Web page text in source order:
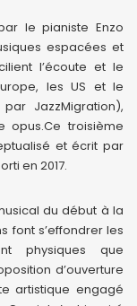
le pianiste Enzo
espacées et
l’écoute et le
les US et le
JazzMigration),
opus.Ce troisième
et écrit par
en 2017.
du début à la
font s’effondrer les
physiques que
d’ouverture
artistique engagé